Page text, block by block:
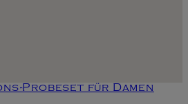
Probeset für Damen